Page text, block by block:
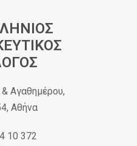
Αγαθημέρου,
Αθήνα
10 372